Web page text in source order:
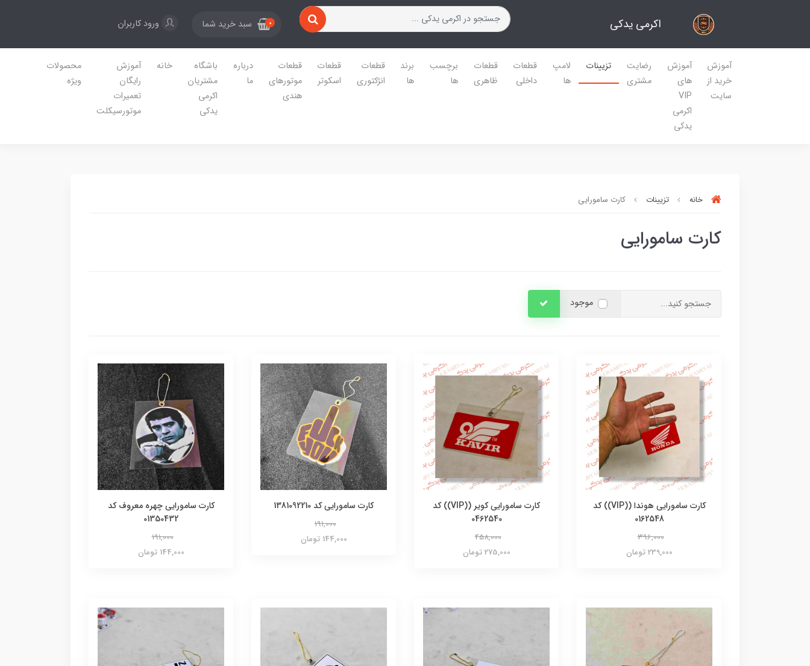
اکرمی یدکی 0 سبد خرید شما ورود کاربران
آموزش
خرید از
سایت
آموزش
های
VIP
اکرمی
یدکی
رضایت
مشتری
تزیینات
لامپ
ها
قطعات
داخلی
قطعات
ظاهری
برچسب
ها
برند
ها
قطعات
انژکتوری
قطعات
اسکوتر
قطعات
موتورهای
هندی
درباره
ما
باشگاه
مشتریان
اکرمی
یدکی
خانه
آموزش
رایگان
تعمیرات
موتورسیکلت
محصولات
ویژه
خانه تزیینات کارت سامورایی
کارت سامورایی
موجود
کارت سامورایی هوندا ((VIP)) کد
0162548
396,000
239,000 تومان
کارت سامورایی کویر ((VIP)) کد
0462540
458,000
275,000 تومان
کارت سامورایی کد 1381092210
191,000
144,000 تومان
کارت سامورایی چهره معروف کد
01350432
191,000
144,000 تومان